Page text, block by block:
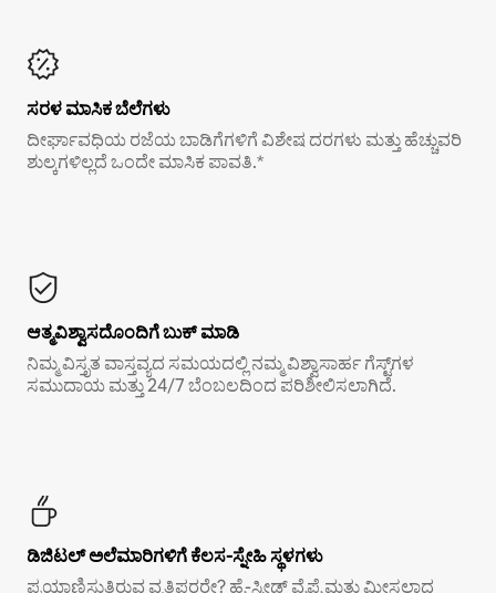
ಸರಳ ಮಾಸಿಕ ಬೆಲೆಗಳು
ದೀರ್ಘಾವಧಿಯ ರಜೆಯ ಬಾಡಿಗೆಗಳಿಗೆ ವಿಶೇಷ ದರಗಳು ಮತ್ತು ಹೆಚ್ಚುವರಿ
ಶುಲ್ಕಗಳಿಲ್ಲದೆ ಒಂದೇ ಮಾಸಿಕ ಪಾವತಿ.*
ಆತ್ಮವಿಶ್ವಾಸದೊಂದಿಗೆ ಬುಕ್ ಮಾಡಿ
ನಿಮ್ಮ ವಿಸ್ತೃತ ವಾಸ್ತವ್ಯದ ಸಮಯದಲ್ಲಿ ನಮ್ಮ ವಿಶ್ವಾಸಾರ್ಹ ಗೆಸ್ಟ್‌ಗಳ
ಸಮುದಾಯ ಮತ್ತು 24/7 ಬೆಂಬಲದಿಂದ ಪರಿಶೀಲಿಸಲಾಗಿದೆ.
ಡಿಜಿಟಲ್ ಅಲೆಮಾರಿಗಳಿಗೆ ಕೆಲಸ-ಸ್ನೇಹಿ ಸ್ಥಳಗಳು
ಪ್ರಯಾಣಿಸುತ್ತಿರುವ ವೃತ್ತಿಪರರೇ? ಹೈ-ಸ್ಪೀಡ್ ವೈಫೈ ಮತ್ತು ಮೀಸಲಾದ